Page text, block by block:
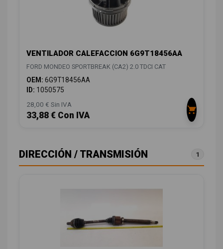
VENTILADOR CALEFACCION 6G9T18456AA
FORD MONDEO SPORTBREAK (CA2) 2.0 TDCI CAT
OEM: 6G9T18456AA
ID: 1050575
28,00 € Sin IVA
33,88 € Con IVA
DIRECCIÓN / TRANSMISIÓN 1